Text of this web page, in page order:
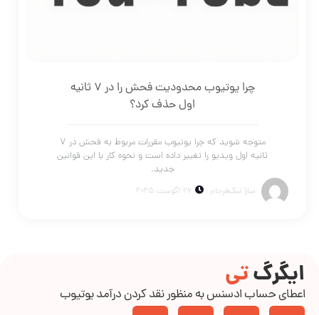
چرا یوتیوب محدودیت فحش را در ۷ ثانیه
اول حذف کرد؟
متوجه شوید که چرا یوتیوب مقررات مربوط به فحش در ۷
ثانیه اول ویدیو را تغییر داده است و نحوه کار با این قوانین
جدید.
سارا نیک‌فرجام 26 آگوست 2025
ایگرگتی
اعطای حساب ادسنس به منظور نقد کردن درآمد یوتیوب